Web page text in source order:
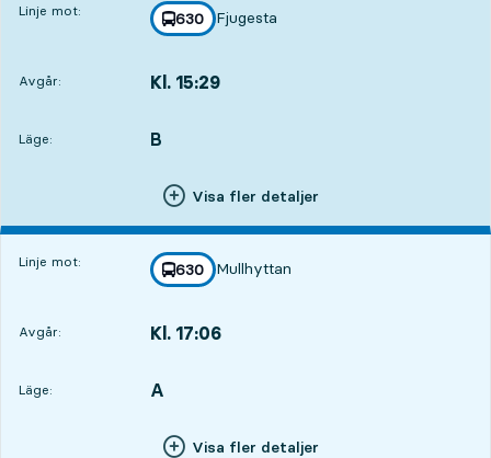
Linje mot: linje
630
mot
Fjugesta
,
Avgår: Kl. 15:29
Läge:
LÄGE, B
,
Visa fler detaljer
Linje mot: linje
630
mot
Mullhyttan
,
Avgår: Kl. 17:06
Läge:
LÄGE, A
,
Visa fler detaljer